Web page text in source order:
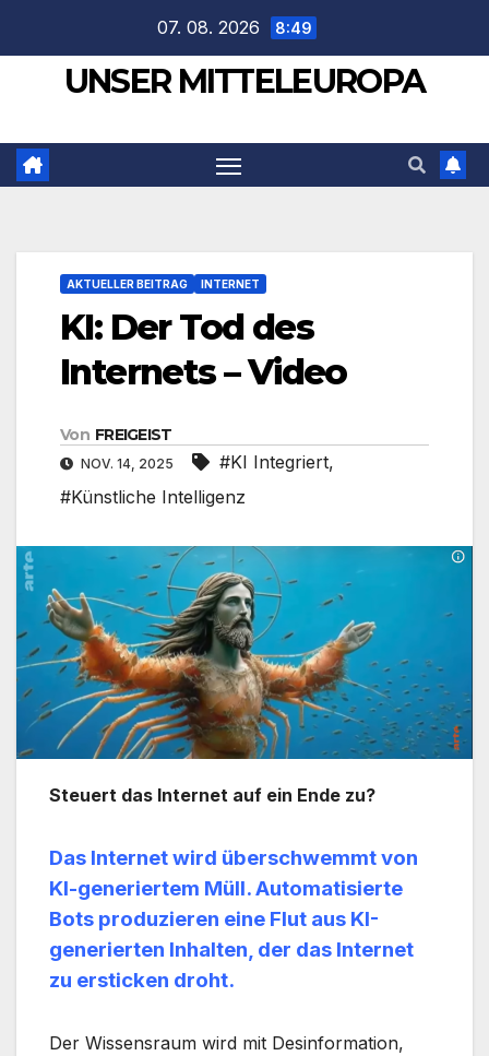
springen
07. 08. 2026 8:49
UNSER MITTELEUROPA
AKTUELLER BEITRAG INTERNET
KI: Der Tod des
Internets – Video
Von FREIGEIST
NOV. 14, 2025 #KI Integriert,
#Künstliche Intelligenz
Steuert das Internet auf ein Ende zu?
Das Internet wird überschwemmt von
KI-generiertem Müll. Automatisierte
Bots produzieren eine Flut aus KI-
generierten Inhalten, der das Internet
zu ersticken droht.
Der Wissensraum wird mit Desinformation,